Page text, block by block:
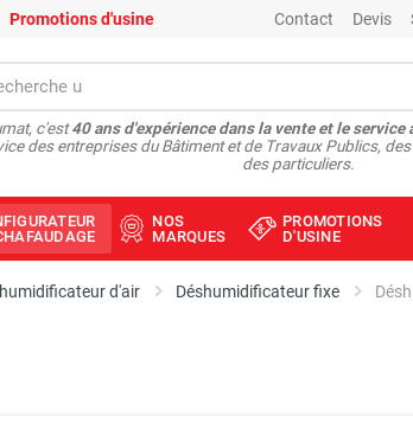
Promotions d'usine Contact Devis
c'est40 ans d'expérience dans la vente et le
des entreprises du Bâtiment et de Travaux Publics,
des particuliers.
NOS
MARQUES
PROMOTIONS
D'USINE
d'air Déshumidificateur fixe